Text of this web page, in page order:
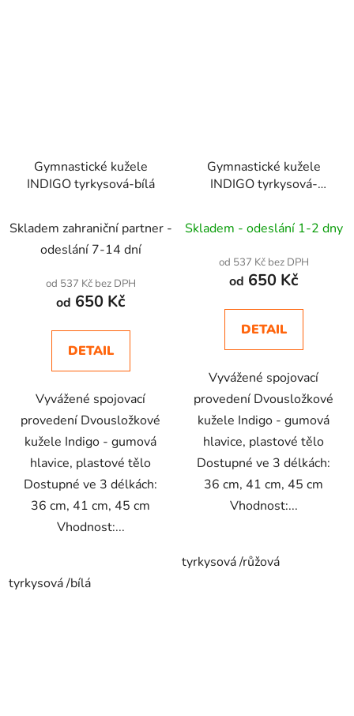
Gymnastické kužele
INDIGO tyrkysová-bílá
Skladem zahraniční partner -
odeslání 7-14 dní
od 537 Kč bez DPH
od 650 Kč
DETAIL
Vyvážené spojovací
provedení Dvousložkové
kužele Indigo - gumová
hlavice, plastové tělo
Dostupné ve 3 délkách:
36 cm, 41 cm, 45 cm
Vhodnost:...
tyrkysová /bílá
Gymnastické kužele
INDIGO tyrkysová-
Skladem - odeslání 1-2 dny
od 537 Kč bez DPH
od 650 Kč
DETAIL
Vyvážené spojovací
provedení Dvousložkové
kužele Indigo - gumová
hlavice, plastové tělo
Dostupné ve 3 délkách:
36 cm, 41 cm, 45 cm
Vhodnost:...
tyrkysová /růžová